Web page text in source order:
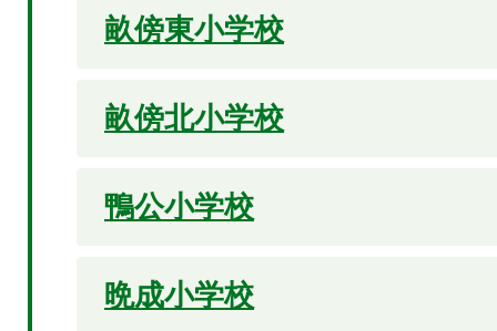
畝傍東小学校
畝傍北小学校
鴨公小学校
晩成小学校